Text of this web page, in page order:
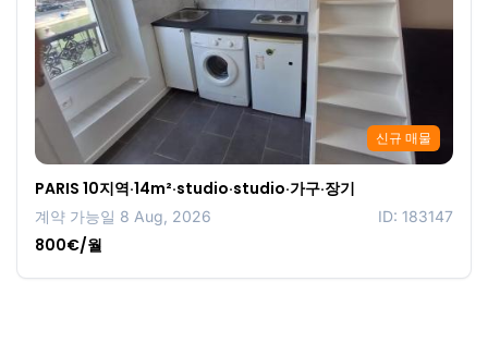
신규 매물
PARIS 10지역·14m²·studio·studio·가구·장기
계약 가능일 8 Aug, 2026 ID: 183147
800€/월